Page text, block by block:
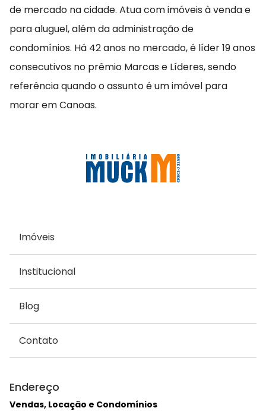
de mercado na cidade. Atua com imóveis à venda e
para aluguel, além da administração de
condomínios. Há 42 anos no mercado, é líder 19 anos
consecutivos no prêmio Marcas e Líderes, sendo
referência quando o assunto é um imóvel para
morar em Canoas.
Imóveis
Institucional
Blog
Contato
Endereço
Vendas, Locação e Condomínios